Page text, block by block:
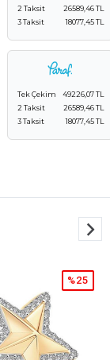
2 Taksit
26589,46 TL
3 Taksit
18077,45 TL
Tek Çekim
49226,07 TL
2 Taksit
26589,46 TL
3 Taksit
18077,45 TL
%25